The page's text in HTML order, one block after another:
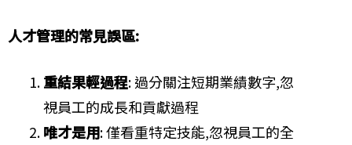
人才管理的常見誤區:
重結果輕過程: 過分關注短期業績數字,忽
視員工的成長和貢獻過程
唯才是用: 僅看重特定技能,忽視員工的全